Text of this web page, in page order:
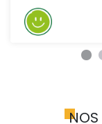
NOS